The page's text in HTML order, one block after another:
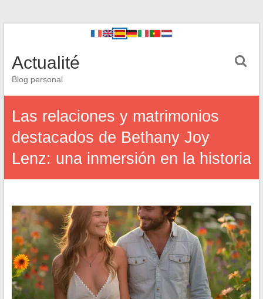
Actualité
Blog personal
Las relaciones y matrimonios
destacados de Bethany Joy
Lenz: una inmersión en la historia